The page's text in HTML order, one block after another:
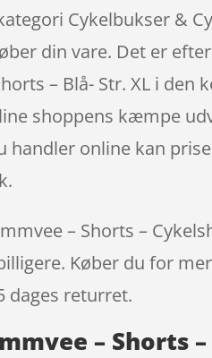
Cykelbukser &
din vare. Det er
– Blå- Str. XL i
shoppens kæmpe
handler online kan
– Shorts –
Køber du for
dages returret.
– Shorts